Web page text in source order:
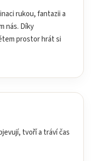
rukou, fantazii a
nás. Díky
prostor hrát si
tvoří a tráví čas